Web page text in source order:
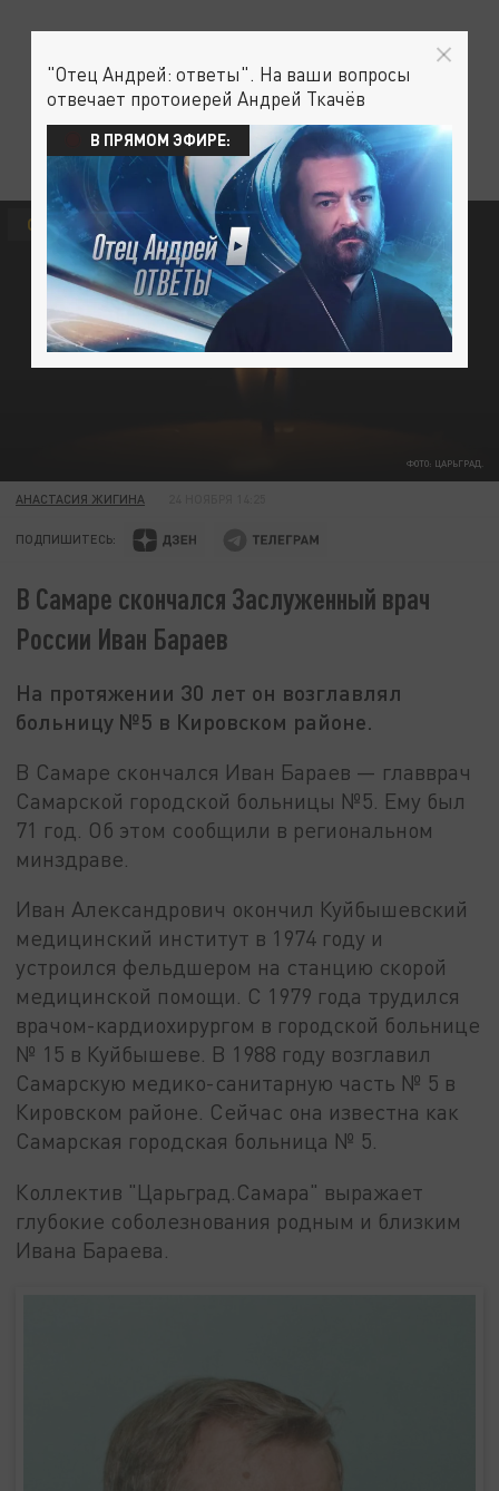
ФОТО: ЦАРЬГРАД.
ОБЩЕСТВО
АНАСТАСИЯ ЖИГИНА
ПОДПИШИТЕСЬ:
В Самаре скончался Заслуженный врач
России Иван Бараев
На протяжении 30 лет он возглавлял
больницу №5 в Кировском районе.
В Самаре скончался Иван Бараев — главврач
Самарской городской больницы №5. Ему был
71 год. Об этом сообщили в региональном
минздраве.
Иван Александрович окончил Куйбышевский
медицинский институт в 1974 году и
устроился фельдшером на станцию скорой
медицинской помощи. С 1979 года трудился
врачом-кардиохирургом в городской больнице
№ 15 в Куйбышеве. В 1988 году возглавил
Самарскую медико-санитарную часть № 5 в
Кировском районе. Сейчас она известна как
Самарская городская больница № 5.
Коллектив "Царьград.Самара" выражает
глубокие соболезнования родным и близким
Ивана Бараева.
"Отец Андрей: ответы". На ваши вопросы
отвечает протоиерей Андрей Ткачёв
В ПРЯМОМ ЭФИРЕ: